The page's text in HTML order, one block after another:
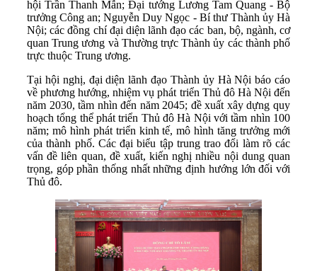
hội Trần Thanh Mẫn; Đại tướng Lương Tam Quang - Bộ
trưởng Công an; Nguyễn Duy Ngọc - Bí thư Thành ủy Hà
Nội; các đồng chí đại diện lãnh đạo các ban, bộ, ngành, cơ
quan Trung ương và Thường trực Thành ủy các thành phố
trực thuộc Trung ương.
Tại hội nghị, đại diện lãnh đạo Thành ủy Hà Nội báo cáo
về phương hướng, nhiệm vụ phát triển Thủ đô Hà Nội đến
năm 2030, tầm nhìn đến năm 2045; đề xuất xây dựng quy
hoạch tổng thể phát triển Thủ đô Hà Nội với tầm nhìn 100
năm; mô hình phát triển kinh tế, mô hình tăng trưởng mới
của thành phố. Các đại biểu tập trung trao đổi làm rõ các
vấn đề liên quan, đề xuất, kiến nghị nhiều nội dung quan
trọng, góp phần thống nhất những định hướng lớn đối với
Thủ đô.